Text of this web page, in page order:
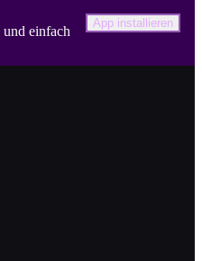
einfach
App installieren